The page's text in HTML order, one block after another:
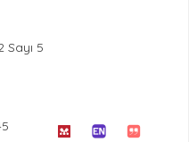
Sayı 5